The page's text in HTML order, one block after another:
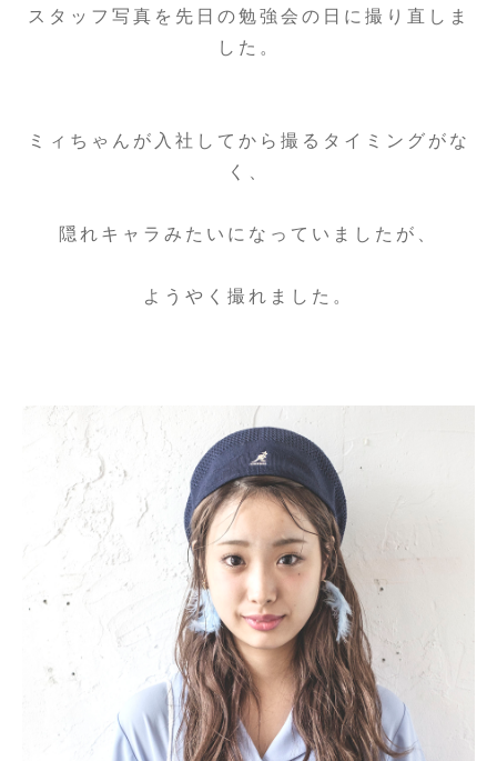
スタッフ写真を先日の勉強会の日に撮り直しま
した。
ミィちゃんが入社してから撮るタイミングがな
く、
隠れキャラみたいになっていましたが、
ようやく撮れました。